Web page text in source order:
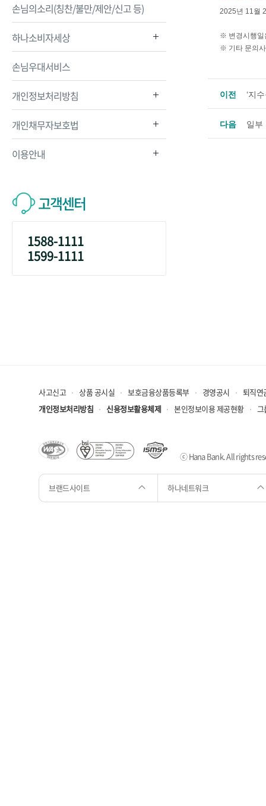
손님의소리(칭찬/불만/제안/신고 등)
하나소비자세상
손님우대서비스
개인정보처리방침
개인채무자보호법
이용안내
고객센터
1588-1111
1599-1111
2025년 11월
※ 변경시행일
※ 기타 문의
이전 ‘지
다음 일부
사고신고 상품 공시실 보호금융상품등록부 경영공시
퇴직연
개인정보처리방침
신용정보활용체제 본인정보이용 제공현황 그
ⓒ Hana Bank. All rights
브랜드사이트 하나네트워크